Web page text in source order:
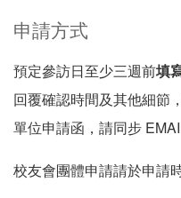
申請方式
預定參訪日至少三週前填
回覆確認時間及其他細節
單位申請函，請同步
校友會團體申請請於申請